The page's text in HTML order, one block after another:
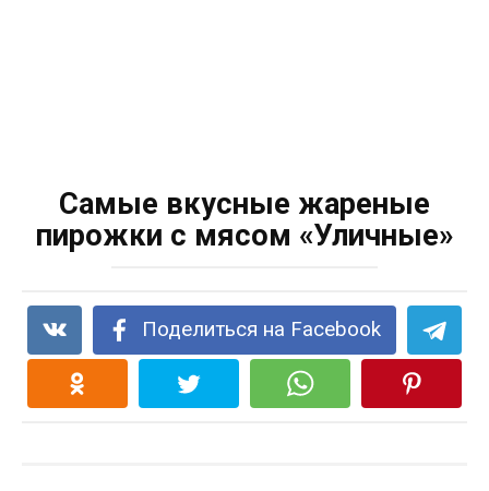
Самые вкусные жареные
пирожки с мясом «Уличные»
Поделиться на Facebook